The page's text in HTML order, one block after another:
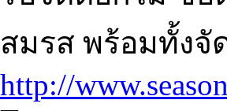
สมรส พร้อมทั้ง
http://